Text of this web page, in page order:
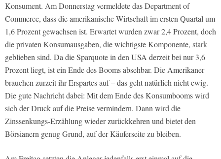
Konsument. Am Donnerstag vermeldete das Department of
Commerce, dass die amerikanische Wirtschaft im ersten Quartal um
1,6 Prozent gewachsen ist. Erwartet wurden zwar 2,4 Prozent, doch
die privaten Konsumausgaben, die wichtigste Komponente, stark
geblieben sind. Da die Sparquote in den USA derzeit bei nur 3,6
Prozent liegt, ist ein Ende des Booms absehbar. Die Amerikaner
brauchen zurzeit ihr Erspartes auf – das geht natürlich nicht ewig.
Die gute Nachricht dabei: Mit dem Ende des Konsumbooms wird
sich der Druck auf die Preise vermindern. Dann wird die
Zinssenkungs-Erzählung wieder zurückkehren und bietet den
Börsianern genug Grund, auf der Käuferseite zu bleiben.